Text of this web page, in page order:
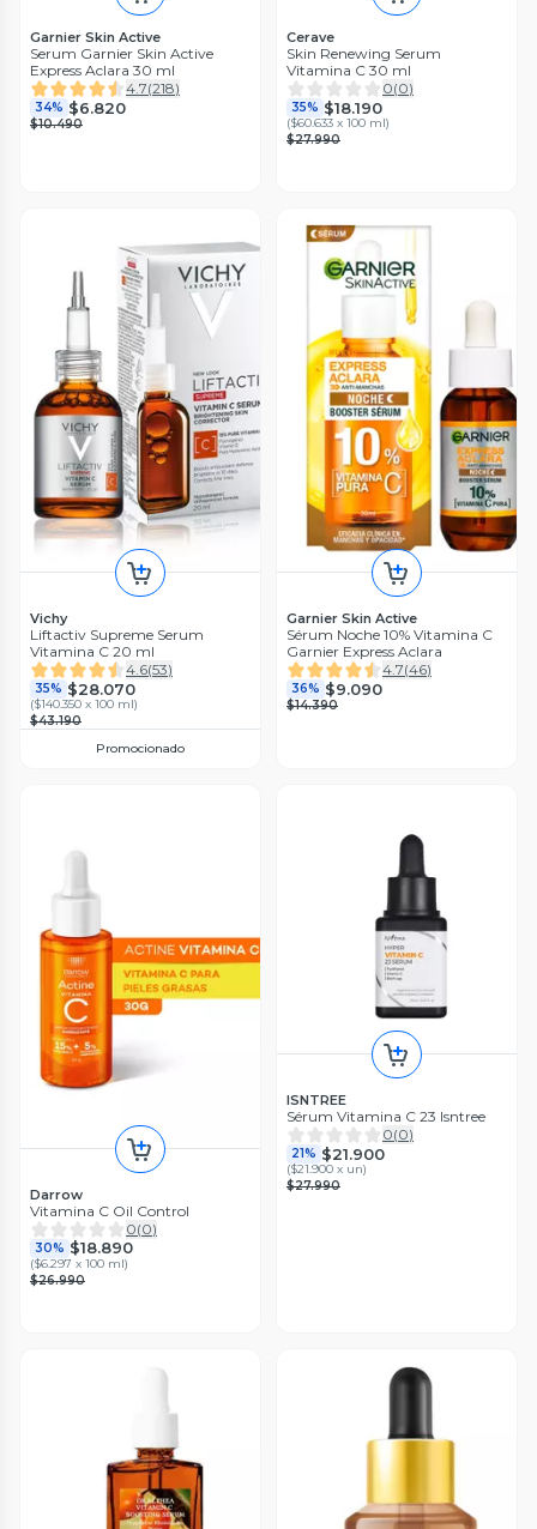
Garnier Skin Active
Serum Garnier Skin Active
Express Aclara 30 ml
4.7(218)
34% $6.820
$10.490
Cerave
Skin Renewing Serum
Vitamina C 30 ml
0(0)
35% $18.190
($60.633 x 100 ml)
$27.990
Vichy
Liftactiv Supreme Serum
Vitamina C 20 ml
4.6(53)
35% $28.070
($140.350 x 100 ml)
$43.190
Promocionado
Garnier Skin Active
Sérum Noche 10% Vitamina C
Garnier Express Aclara
4.7(46)
36% $9.090
$14.390
Darrow
Vitamina C Oil Control
0(0)
30% $18.890
($6.297 x 100 ml)
$26.990
ISNTREE
Sérum Vitamina C 23 Isntree
0(0)
21% $21.900
($21.900 x un)
$27.990